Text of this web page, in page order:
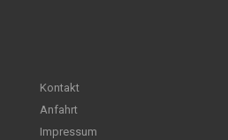
Kontakt
Anfahrt
Impressum